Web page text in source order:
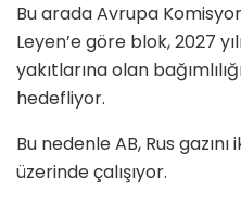
Bu arada Avrupa
Leyen’e göre blok, 2027
yakıtlarına olan
hedefliyor.
Bu nedenle AB, Rus
üzerinde çalışıyor.